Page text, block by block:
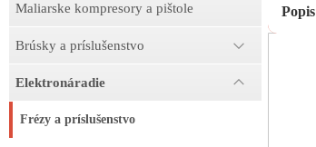
Maliarske kompresory a pištole
Brúsky a príslušenstvo
Elektronáradie
Frézy a príslušenstvo
Popis